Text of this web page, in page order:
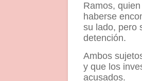
Ramos,
haberse
su lado, pero
detención.
Ambos
y que los
acusados.